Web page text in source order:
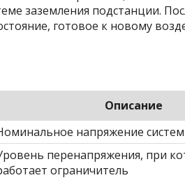
заземления подстанции.
готовое к новому
Описание
напряжение
перенапряжения, при
ограничитель